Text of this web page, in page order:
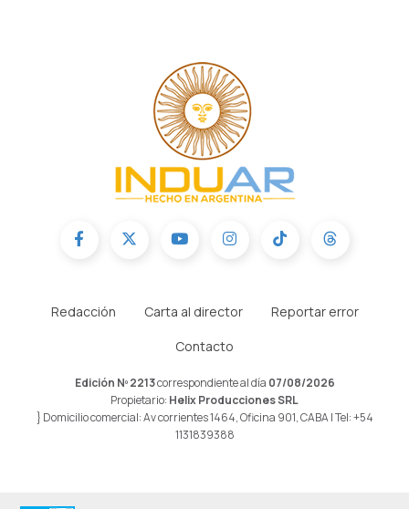
Redacción Carta al director
Reportar error
Contacto
Edición Nº 2213correspondiente al día 07/08/2026
Propietario: Helix Producciones SRL
} Domicilio comercial: Av corrientes 1464, Oficina 901, CABA | Tel: +54
1131839388